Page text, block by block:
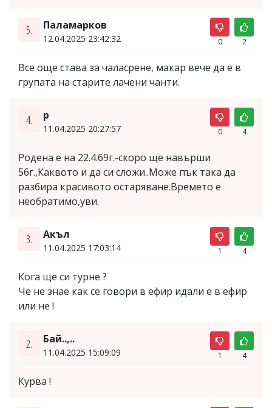
5. Паламарков
12.04.2025 23:42:32 0 2
Все още става за чаласрене, макар вече да е в
групата на старите лачени чанти.
4. p
11.04.2025 20:27:57 0 4
Родена е на 22.4.69г.-скоро ще навърши
56г.,Каквото и да си сложи..Може пък така да
разбира красивото остаряване.Времето е
необратимо,уви.
3. Акъл
11.04.2025 17:03:14 1 4
Кога ще си турне ?
Че не знае как се говори в ефир идали е в ефир
или не !
2. Бай..,..
11.04.2025 15:09:09 1 4
Курва !